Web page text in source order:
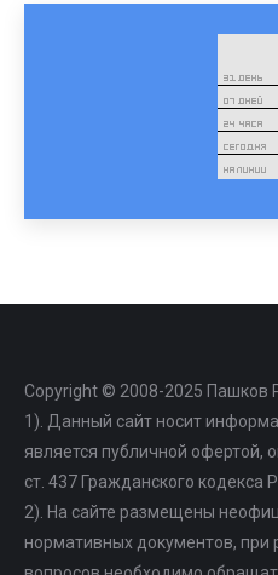
Copyright © 2008-2025 Пашков
1). Данный сайт носит
является публичной
ст. 437 Гражданского кодекса
2). На сайте размещены
нормативных документов,